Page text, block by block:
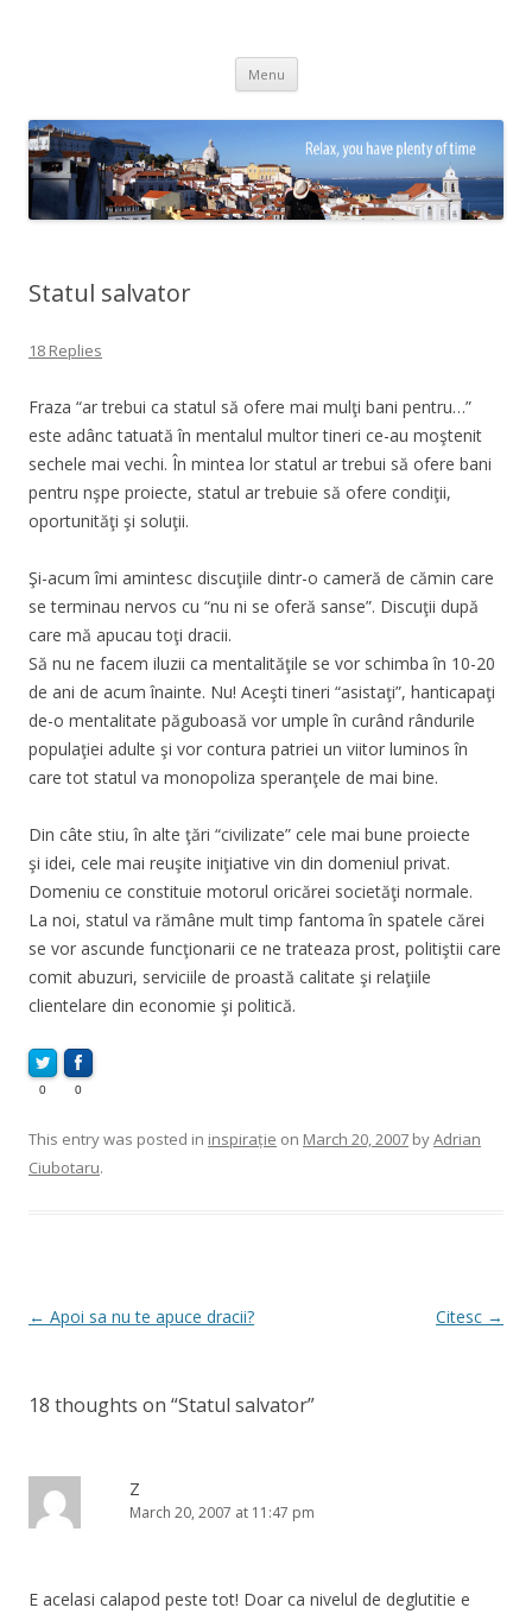
Menu Skip
content
Statul salvator
18 Replies
Fraza “ar trebui ca statul să ofere mai mulţi bani pentru…”
este adânc tatuată în mentalul multor tineri ce-au moştenit
sechele mai vechi. În mintea lor statul ar trebui să ofere bani
pentru nşpe proiecte, statul ar trebuie să ofere condiţii,
oportunităţi şi soluţii.
Şi-acum îmi amintesc discuţiile dintr-o cameră de cămin care
se terminau nervos cu “nu ni se oferă sanse”. Discuţii după
care mă apucau toţi dracii.
Să nu ne facem iluzii ca mentalităţile se vor schimba în 10-20
de ani de acum înainte. Nu! Aceşti tineri “asistaţi”, hanticapaţi
de-o mentalitate păguboasă vor umple în curând rândurile
populaţiei adulte şi vor contura patriei un viitor luminos în
care tot statul va monopoliza speranţele de mai bine.
Din câte stiu, în alte ţări “civilizate” cele mai bune proiecte
şi idei, cele mai reuşite iniţiative vin din domeniul privat.
Domeniu ce constituie motorul oricărei societăţi normale.
La noi, statul va rămâne mult timp fantoma în spatele cărei
se vor ascunde funcţionarii ce ne trateaza prost, politiştii care
comit abuzuri, serviciile de proastă calitate şi relaţiile
clientelare din economie şi politică.
0 0
This entry was posted in inspirație on March 20, 2007 byAdrian
Ciubotaru.
Post
← Apoi sa nu te apuce dracii? Citesc →
18 thoughts on “Statul salvator”
Z
March 20, 2007 at 11:47 pm
E acelasi calapod peste tot! Doar ca nivelul de deglutitie e